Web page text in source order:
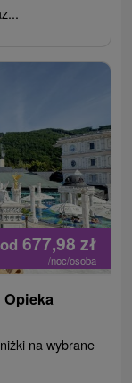
od 677,98 zł
/noc/osoba
na wybrane